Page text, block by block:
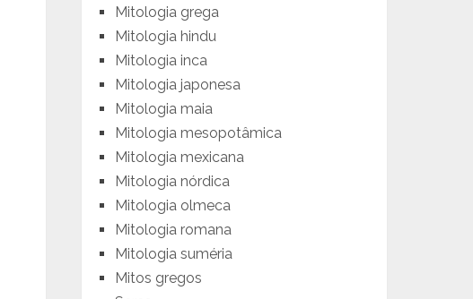
Mitologia grega
Mitologia hindu
Mitologia inca
Mitologia japonesa
Mitologia maia
Mitologia mesopotâmica
Mitologia mexicana
Mitologia nórdica
Mitologia olmeca
Mitologia romana
Mitologia suméria
Mitos gregos